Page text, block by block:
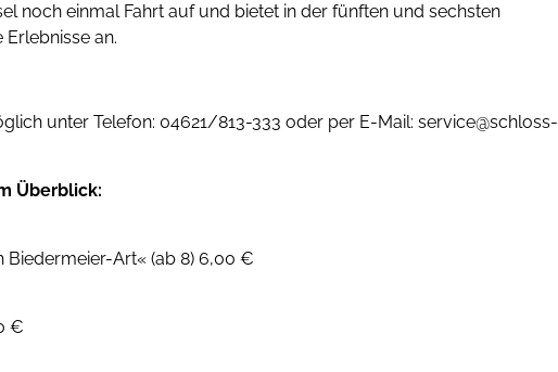
noch einmal Fahrt auf und bietet in der fünften und sechsten
an.
unter Telefon: 04621/813-333 oder per E-Mail: service@schloss-
Überblick:
Biedermeier-Art« (ab 8) 6,00 €
€